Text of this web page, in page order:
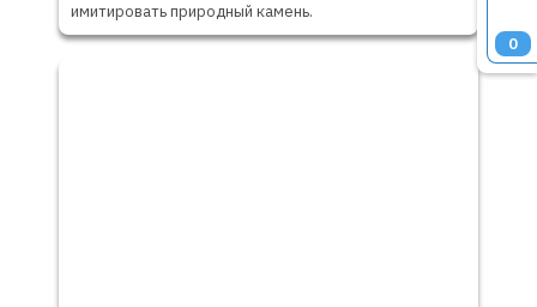
имитировать природный камень.
0